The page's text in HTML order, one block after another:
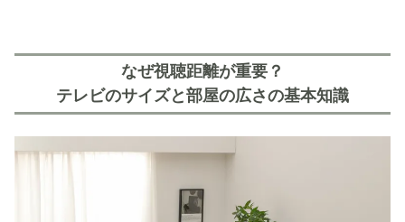
なぜ視聴距離が重要？
テレビのサイズと部屋の広さの基本知識